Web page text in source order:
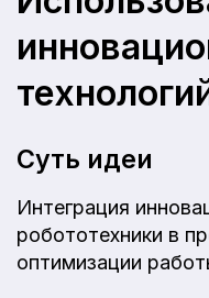
Суть идеи
Интеграция
робототехники в
оптимизации